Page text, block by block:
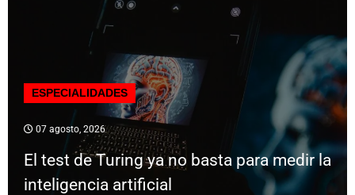
ESPECIALIDADES
07 agosto, 2026
El test de Turing ya no basta para medir la
inteligencia artificial